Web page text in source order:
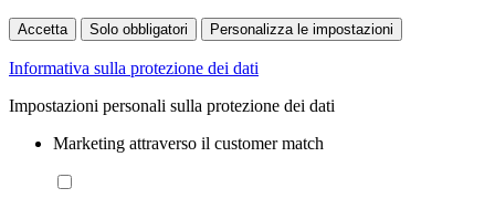
Accetta Solo obbligatori Personalizza le impostazioni
Informativa sulla protezione dei dati
Impostazioni personali sulla protezione dei dati
Marketing attraverso il customer match